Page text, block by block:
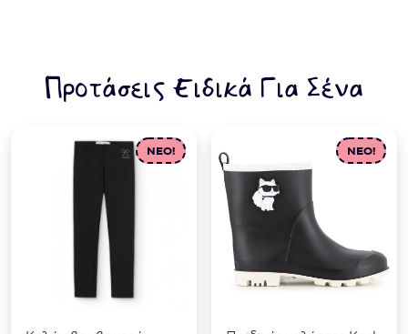
Προτάσεις Ειδικά Για Σένα
NEO! NEO!